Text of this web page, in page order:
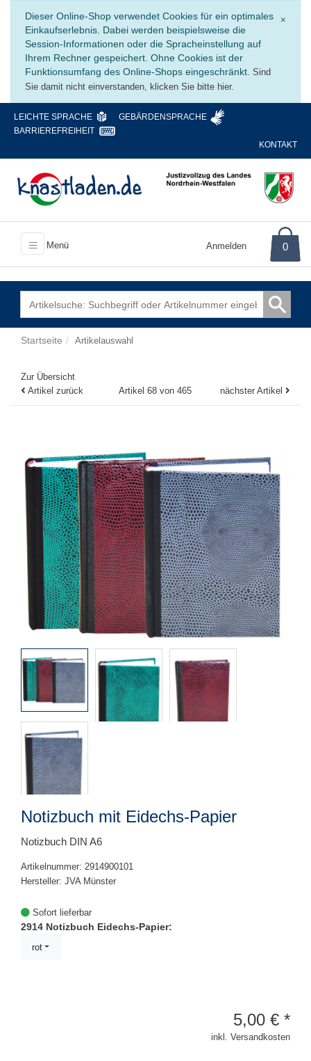
×
Dieser Online-Shop verwendet Cookies für ein optimales
Einkaufserlebnis. Dabei werden beispielsweise die
Session-Informationen oder die Spracheinstellung auf
Ihrem Rechner gespeichert. Ohne Cookies ist der
Funktionsumfang des Online-Shops eingeschränkt. Sind
Sie damit nicht einverstanden, klicken Sie bitte hier.
LEICHTE SPRACHE
GEBÄRDENSPRACHE
BARRIEREFREIHEIT
KONTAKT
Menü Anmelden 0
Startseite Artikelauswahl
Zur Übersicht
Artikel zurück
Artikel 68 von 465 nächster Artikel
Notizbuch mit Eidechs-Papier
Notizbuch DIN A6
Artikelnummer: 2914900101
Hersteller: JVA Münster
Sofort lieferbar
2914 Notizbuch Eidechs-Papier:
rot
5,00 € *
inkl. Versandkosten